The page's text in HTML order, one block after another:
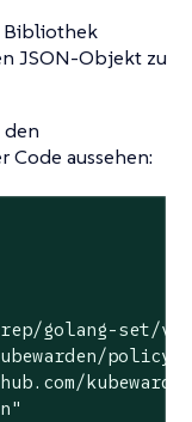
Bibliothek
JSON-Objekt zu
den
Code aussehen:
golang-set/v2"
policy-